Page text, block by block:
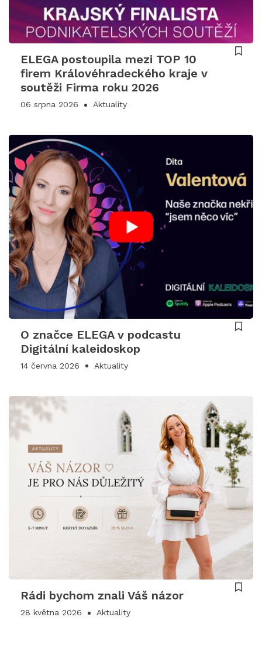
ELEGA postoupila mezi TOP 10
firem Královéhradeckého kraje v
soutěži Firma roku 2026
06 srpna 2026 Aktuality
O značce ELEGA v podcastu
Digitální kaleidoskop
14 června 2026 Aktuality
Rádi bychom znali Váš názor
28 května 2026 Aktuality